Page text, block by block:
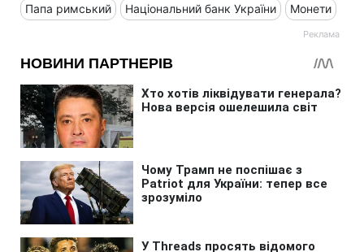
Папа римський Національний банк України Монети